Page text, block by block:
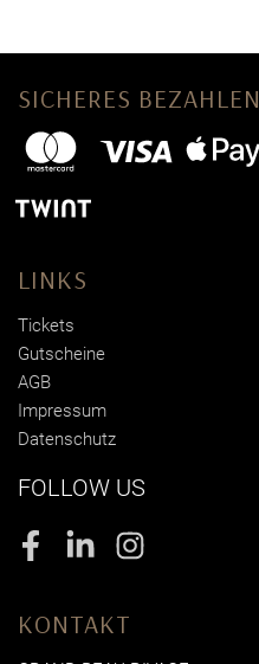
SICHERES BEZAHLEN
LINKS
Tickets
Gutscheine
AGB
Impressum
Datenschutz
FOLLOW US
FacebookLinkedInInstagram
KONTAKT